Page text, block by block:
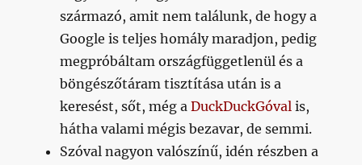
származó, amit nem találunk, de hogy a
Google is teljes homály maradjon, pedig
megpróbáltam országfüggetlenül és a
böngészőtáram tisztítása után is a
keresést, sőt, még aDuckDuckGóval is,
hátha valami mégis bezavar, de semmi.
Szóval nagyon valószínű, idén részben a